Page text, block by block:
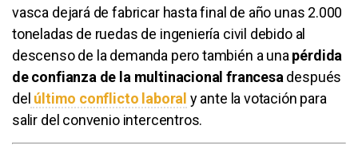
vasca dejará de fabricar hasta final de año unas 2.000
toneladas de ruedas de ingeniería civil debido al
descenso de la demanda pero también a una pérdida
de confianza de la multinacional francesa después
del último conflicto laboral y ante la votación para
salir del convenio intercentros.